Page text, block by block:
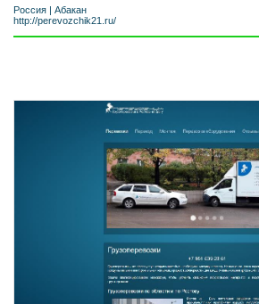
Россия
Абакан
http://perevozchik21.ru/